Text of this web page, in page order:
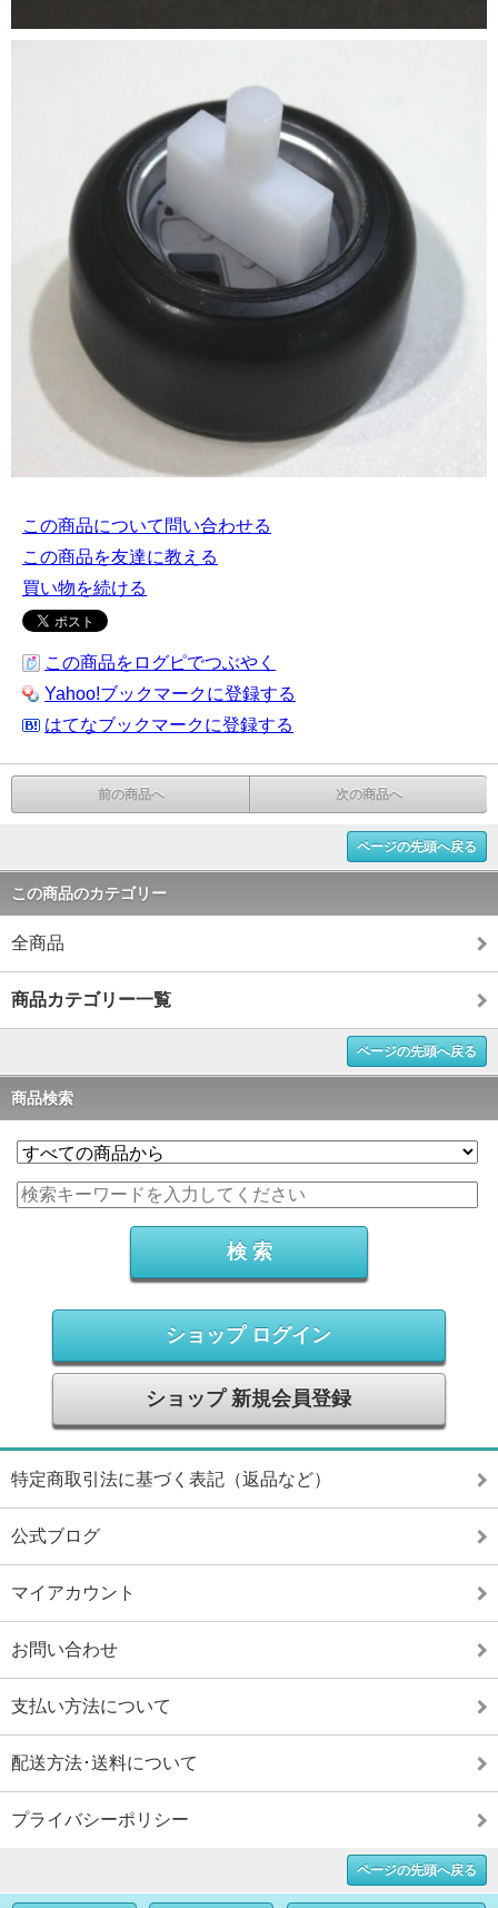
この商品について問い合わせる
この商品を友達に教える
買い物を続ける
この商品をログピでつぶやく
Yahoo!ブックマークに登録する
はてなブックマークに登録する
前の商品へ 次の商品へ
ページの先頭へ戻る
この商品のカテゴリー
全商品
商品カテゴリー一覧
ページの先頭へ戻る
商品検索
ショップ ログイン
ショップ 新規会員登録
特定商取引法に基づく表記（返品など）
公式ブログ
マイアカウント
お問い合わせ
支払い方法について
配送方法･送料について
プライバシーポリシー
ページの先頭へ戻る